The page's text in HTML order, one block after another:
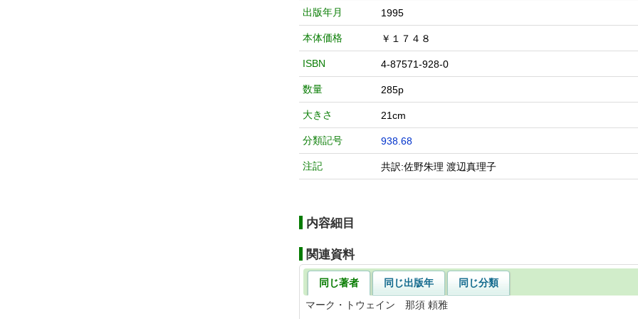
出版年月 1995
本体価格 ￥１７４８
ISBN 4-87571-928-0
数量 285p
大きさ 21cm
分類記号 938.68
注記 共訳:佐野朱理 渡辺真理子
内容細目
関連資料
同じ著者 同じ出版年
同じ分類
マーク・トウェイン 那須 頼雅